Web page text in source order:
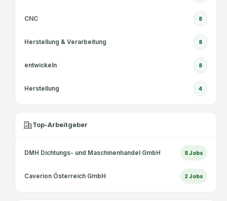
CNC 8
Herstellung & Verarbeitung 8
entwickeln 8
Herstellung 4
Top-Arbeitgeber
DMH Dichtungs- und Maschinenhandel GmbH 8 Jobs
Caverion Österreich GmbH 2 Jobs